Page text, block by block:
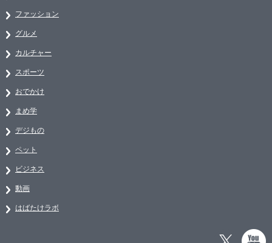
ファッション
グルメ
カルチャー
スポーツ
おでかけ
まめ学
デジもの
ペット
ビジネス
動画
はばたけラボ